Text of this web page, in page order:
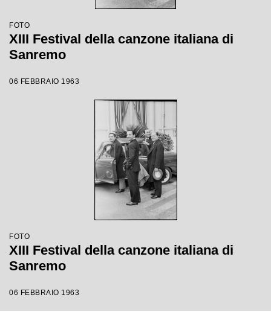
FOTO
XIII Festival della canzone italiana di
Sanremo
06 FEBBRAIO 1963
FOTO
XIII Festival della canzone italiana di
Sanremo
06 FEBBRAIO 1963